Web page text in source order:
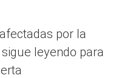
por la
leyendo para